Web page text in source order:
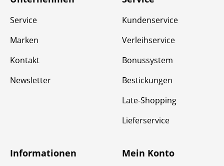
Service
Marken
Kontakt
Newsletter
Kundenservice
Verleihservice
Bonussystem
Bestickungen
Late-Shopping
Lieferservice
Informationen Mein Konto